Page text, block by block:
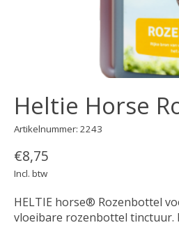
Heltie Horse
Artikelnummer: 2243
€8,75
Incl. btw
HELTIE horse® Rozenbottel
vloeibare rozenbottel tinctuur.